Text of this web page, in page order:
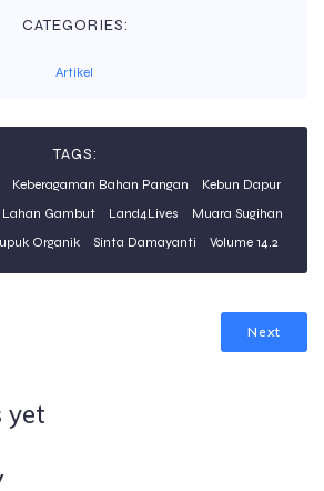
CATEGORIES:
Artikel
TAGS:
Keberagaman Bahan Pangan
Kebun Dapur
Lahan Gambut Land4Lives
Muara Sugihan
Organik Sinta Damayanti Volume 14.2
Next
yet